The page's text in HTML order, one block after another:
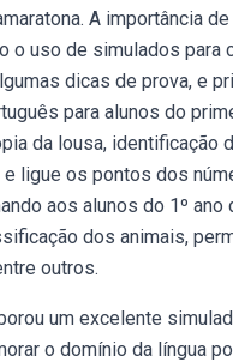
A importância
o uso de simulados
dicas de prova, e
para alunos do
da lousa, identificação
ligue os pontos dos
aos alunos do 1º
dos animais,
outros.
um excelente
o domínio da língua